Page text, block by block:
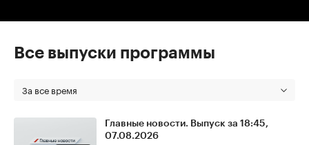
Все выпуски программы
За все время
Главные новости. Выпуск за 18:45,
07.08.2026